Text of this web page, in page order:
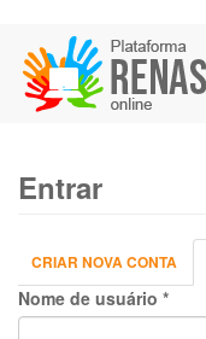
para
conteúdo
Entrar
Abas
primárias
CRIAR NOVA CONTA
Nome de usuário *